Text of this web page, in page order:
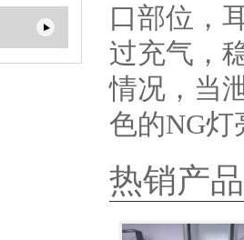
口部位，
过充气，
情况，当
色的NG
热销产